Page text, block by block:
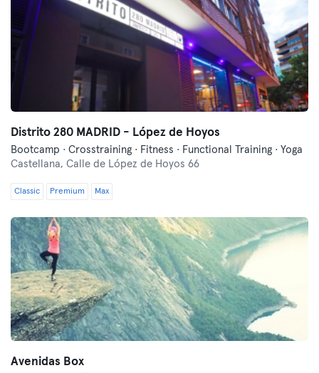
Distrito 280 MADRID - López de Hoyos
Bootcamp · Crosstraining · Fitness · Functional Training · Yoga
Castellana, Calle de López de Hoyos 66
Classic Premium Max
Avenidas Box